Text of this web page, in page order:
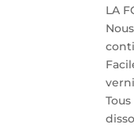
LA